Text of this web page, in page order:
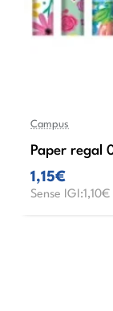
Campus
Paper regal
1,15€
Sense IGI:1,10€